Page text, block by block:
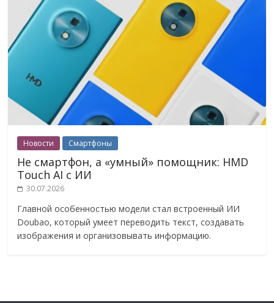
Новости Смартфоны
Не смартфон, а «умный» помощник: HMD
Touch AI с ИИ
30.07.2026
Главной особенностью модели стал встроенный ИИ
Doubao, который умеет переводить текст, создавать
изображения и организовывать информацию.